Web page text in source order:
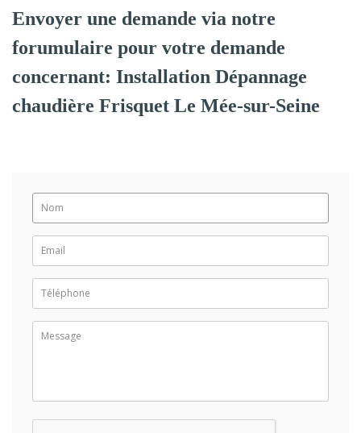
Envoyer une demande via notre
forumulaire pour votre demande
concernant: Installation Dépannage
chaudière Frisquet Le Mée-sur-Seine